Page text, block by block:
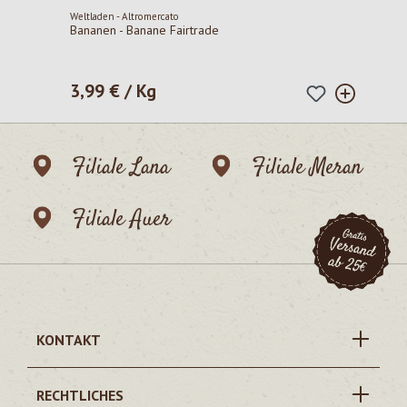
Weltladen - Altromercato
Bananen - Banane Fairtrade
Regulärer Preis:
3,99 € / Kg
Filiale Lana
Filiale Meran
Filiale Auer
KONTAKT
RECHTLICHES